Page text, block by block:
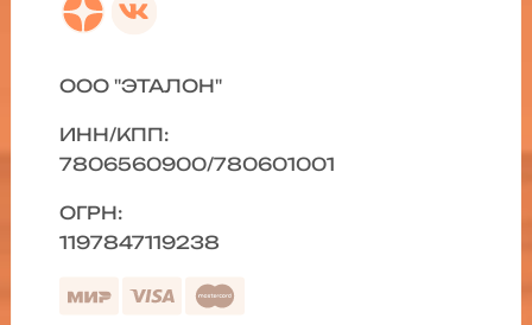
ООО "ЭТАЛОН"
ИНН/КПП:
7806560900/780601001
ОГРН:
1197847119238